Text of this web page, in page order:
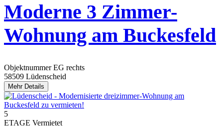
Moderne 3 Zimmer-
Wohnung am Buckesfeld
Objektnummer EG rechts
58509 Lüdenscheid
Mehr Details
5
ETAGE Vermietet